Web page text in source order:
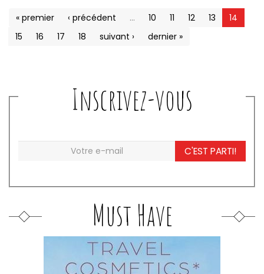
« premier ‹ précédent … 10 11 12 13
14
15
16 17 18 suivant › dernier »
Inscrivez-vous
C'EST PARTI!
Must Have